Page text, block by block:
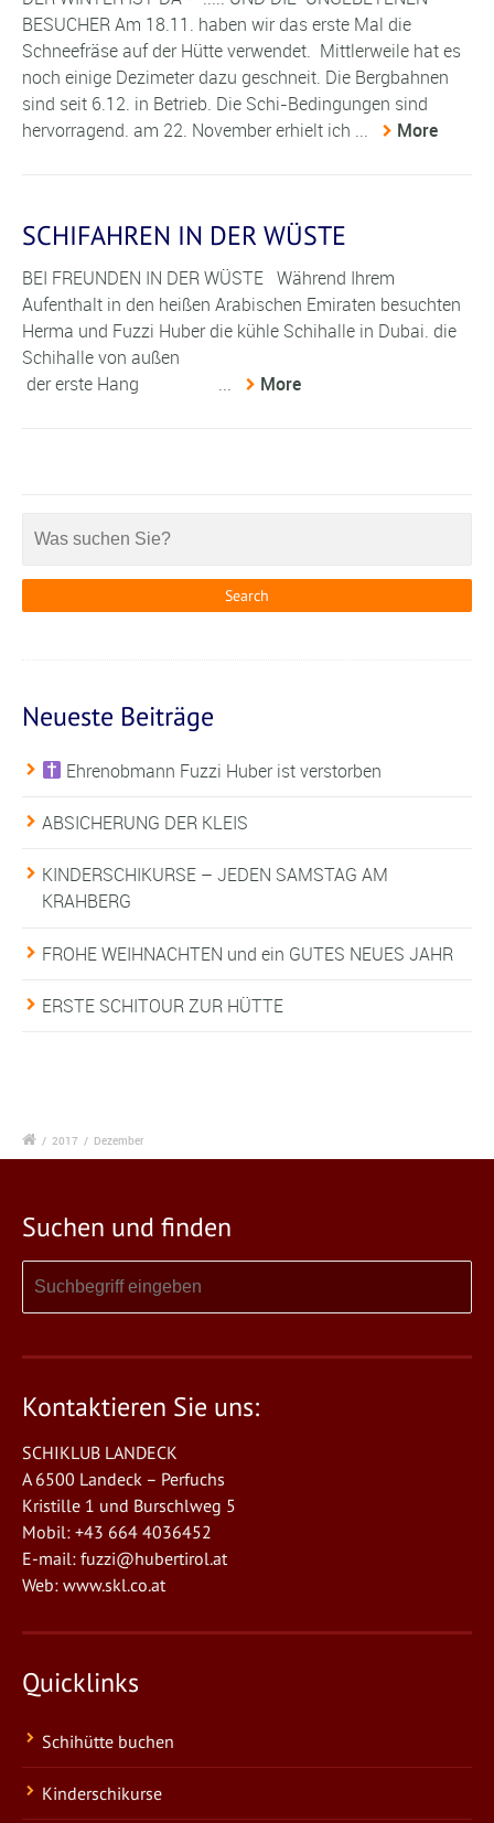
BESUCHER Am 18.11. haben wir das erste Mal die
Schneefräse auf der Hütte verwendet. Mittlerweile hat es
noch einige Dezimeter dazu geschneit. Die Bergbahnen
sind seit 6.12. in Betrieb. Die Schi-Bedingungen sind
hervorragend. am 22. November erhielt ich ...
More
SCHIFAHREN IN DER WÜSTE
BEI FREUNDEN IN DER WÜSTE Während Ihrem
Aufenthalt in den heißen Arabischen Emiraten besuchten
Herma und Fuzzi Huber die kühle Schihalle in Dubai. die
Schihalle von außen
der erste Hang ...
More
Neueste Beiträge
Ehrenobmann Fuzzi Huber ist verstorben
ABSICHERUNG DER KLEIS
KINDERSCHIKURSE – JEDEN SAMSTAG AM
KRAHBERG
FROHE WEIHNACHTEN und ein GUTES NEUES JAHR
ERSTE SCHITOUR ZUR HÜTTE
/ 2017 / Dezember
Suchen und finden
Kontaktieren Sie uns:
SCHIKLUB LANDECK
A 6500 Landeck – Perfuchs
Kristille 1 und Burschlweg 5
Mobil: +43 664 4036452
E-mail: fuzzi@hubertirol.at
Web: www.skl.co.at
Quicklinks
Schihütte buchen
Kinderschikurse